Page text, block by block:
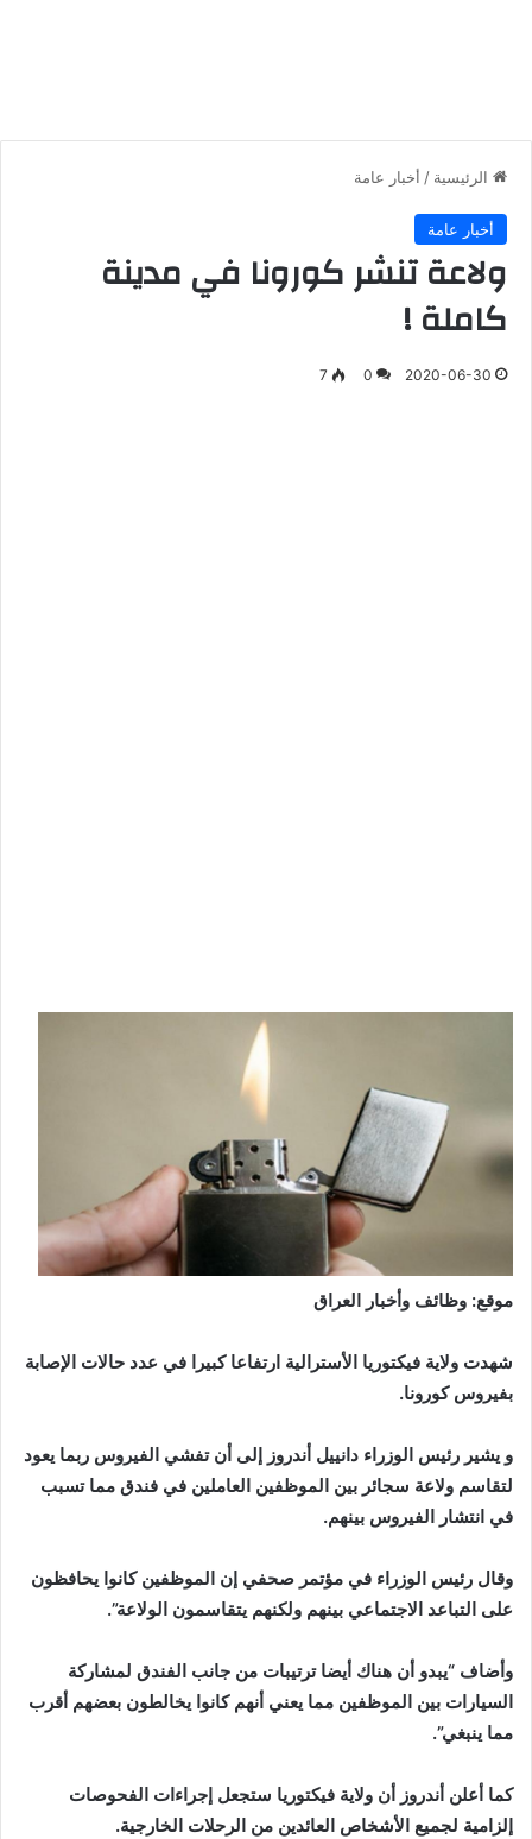
الرئيسية / أخبار عامة
أخبار عامة
ولاعة تنشر كورونا في مدينة
كاملة !
2020-06-30
0
7
موقع: وظائف وأخبار العراق
شهدت ولاية فيكتوريا الأسترالية ارتفاعا كبيرا في عدد حالات الإصابة
بفيروس كورونا.
و يشير رئيس الوزراء دانييل أندروز إلى أن تفشي الفيروس ربما يعود
لتقاسم ولاعة سجائر بين الموظفين العاملين في فندق مما تسبب
في انتشار الفيروس بينهم.
وقال رئيس الوزراء في مؤتمر صحفي إن الموظفين كانوا يحافظون
على التباعد الاجتماعي بينهم ولكنهم يتقاسمون الولاعة”.
وأضاف “يبدو أن هناك أيضا ترتيبات من جانب الفندق لمشاركة
السيارات بين الموظفين مما يعني أنهم كانوا يخالطون بعضهم أقرب
مما ينبغي”.
كما أعلن أندروز أن ولاية فيكتوريا ستجعل إجراءات الفحوصات
إلزامية لجميع الأشخاص العائدين من الرحلات الخارجية.